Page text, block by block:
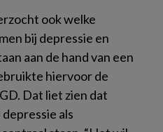
ook welke
bij depressie en
aan de hand van een
hiervoor de
Dat liet zien dat
als